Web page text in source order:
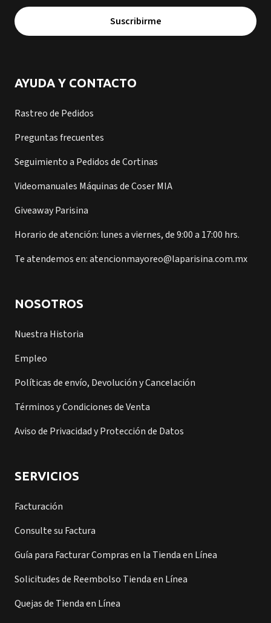
Suscribirme
AYUDA Y CONTACTO
Rastreo de Pedidos
Preguntas frecuentes
Seguimiento a Pedidos de Cortinas
Videomanuales Máquinas de Coser MIA
Giveaway Parisina
Horario de atención: lunes a viernes, de 9:00 a 17:00 hrs.
Te atendemos en: atencionmayoreo@laparisina.com.mx
NOSOTROS
Nuestra Historia
Empleo
Políticas de envío, Devolución y Cancelación
Términos y Condiciones de Venta
Aviso de Privacidad y Protección de Datos
SERVICIOS
Facturación
Consulte su Factura
Guía para Facturar Compras en la Tienda en Línea
Solicitudes de Reembolso Tienda en Línea
Quejas de Tienda en Línea